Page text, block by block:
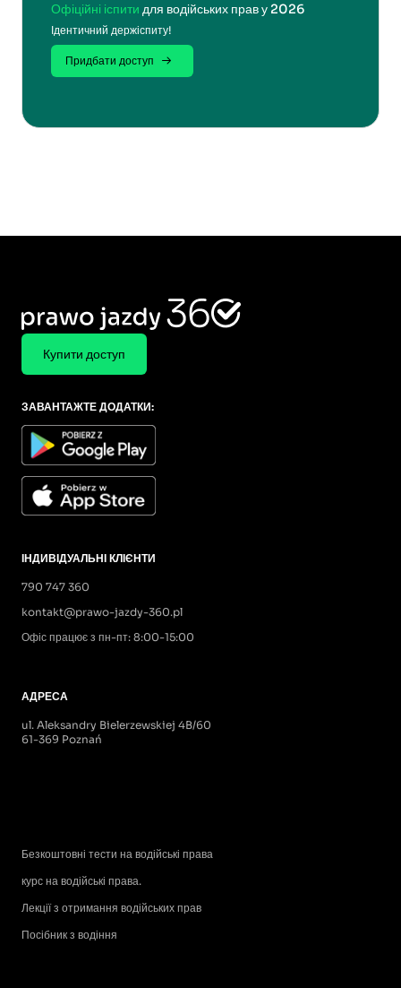
Офіційні іспити для водійських прав у 2026
Ідентичний держіспиту!
Придбати доступ
Купити доступ
ІНДИВІДУАЛЬНІ КЛІЄНТИ
790 747 360
kontakt@prawo-jazdy-360.pl
Офіс працює з пн-пт: 8:00-15:00
АДРЕСА
ul. Aleksandry Bielerzewskiej 4B/60
61-369 Poznań
Безкоштовні тести на водійські права
курс на водійські права.
Лекції з отримання водійських прав
Посібник з водіння
ЗАВАНТАЖТЕ ДОДАТКИ: